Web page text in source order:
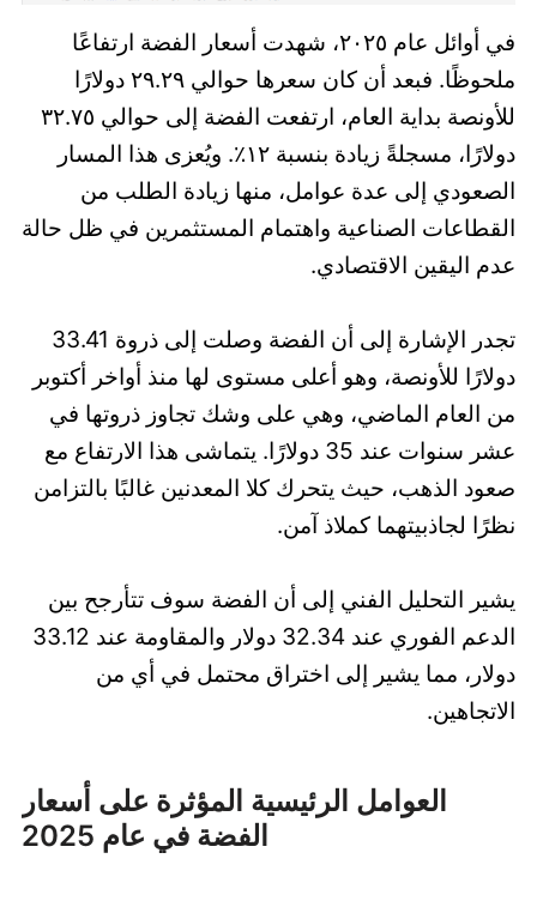
في أوائل عام ٢٠٢٥، شهدت أسعار الفضة ارتفاعًا
ملحوظًا. فبعد أن كان سعرها حوالي ٢٩.٢٩ دولارًا
للأونصة بداية العام، ارتفعت الفضة إلى حوالي ٣٢.٧٥
دولارًا، مسجلةً زيادة بنسبة ١٢٪. ويُعزى هذا المسار
الصعودي إلى عدة عوامل، منها زيادة الطلب من
القطاعات الصناعية واهتمام المستثمرين في ظل حالة
عدم اليقين الاقتصادي.
تجدر الإشارة إلى أن الفضة وصلت إلى ذروة 33.41
دولارًا للأونصة، وهو أعلى مستوى لها منذ أواخر أكتوبر
من العام الماضي، وهي على وشك تجاوز ذروتها في
عشر سنوات عند 35 دولارًا. يتماشى هذا الارتفاع مع
صعود الذهب، حيث يتحرك كلا المعدنين غالبًا بالتزامن
نظرًا لجاذبيتهما كملاذ آمن.
يشير التحليل الفني إلى أن الفضة سوف تتأرجح بين
الدعم الفوري عند 32.34 دولار والمقاومة عند 33.12
دولار، مما يشير إلى اختراق محتمل في أي من
الاتجاهين.
العوامل الرئيسية المؤثرة على أسعار
الفضة في عام 2025